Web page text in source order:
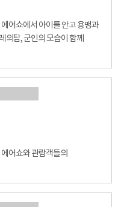
어쇼에서 아이를 안고 용맹과
의탑, 군인의 모습이 함께
어쇼와 관람객들의